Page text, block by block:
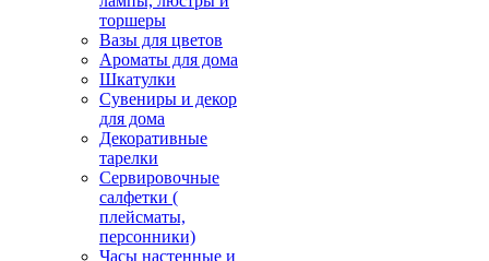
торшеры
Вазы для цветов
Ароматы для дома
Шкатулки
Сувениры и декор
для дома
Декоративные
тарелки
Сервировочные
салфетки (
плейсматы,
персонники)
Часы настенные и